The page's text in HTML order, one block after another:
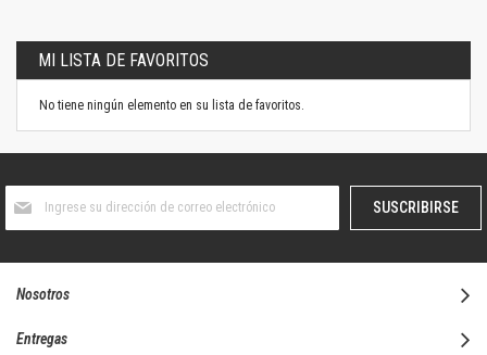
MI LISTA DE FAVORITOS
No tiene ningún elemento en su lista de favoritos.
boletín
SUSCRIBIRSE
Nosotros
Entregas